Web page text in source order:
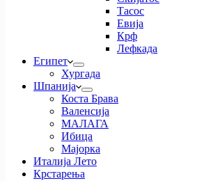
Тасос
Евија
Крф
Лефкада
Египет
Хургада
Шпанија
Коста Брава
Валенсија
МАЛАГА
Ибица
Мајорка
Италија Лето
Крстарења